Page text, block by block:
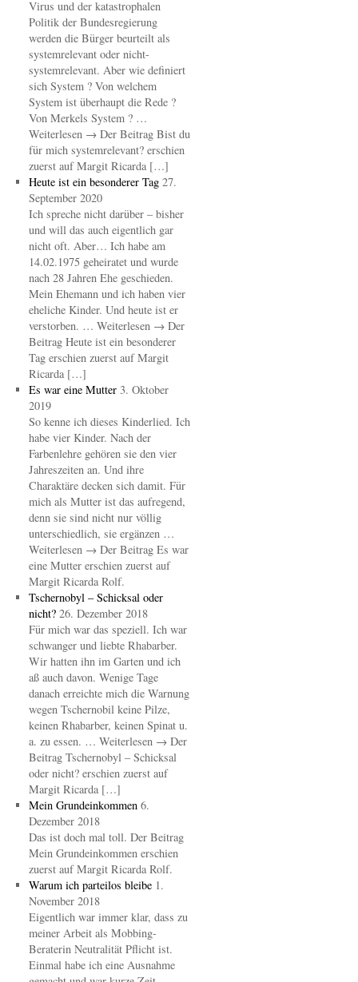
Virus und der katastrophalen
Politik der Bundesregierung
werden die Bürger beurteilt als
systemrelevant oder nicht-
systemrelevant. Aber wie definiert
sich System ? Von welchem
System ist überhaupt die Rede ?
Von Merkels System ? …
Weiterlesen → Der Beitrag Bist du
für mich systemrelevant? erschien
zuerst auf Margit Ricarda […]
Heute ist ein besonderer Tag 27.
September 2020
Ich spreche nicht darüber – bisher
und will das auch eigentlich gar
nicht oft. Aber… Ich habe am
14.02.1975 geheiratet und wurde
nach 28 Jahren Ehe geschieden.
Mein Ehemann und ich haben vier
eheliche Kinder. Und heute ist er
verstorben. … Weiterlesen → Der
Beitrag Heute ist ein besonderer
Tag erschien zuerst auf Margit
Ricarda […]
Es war eine Mutter 3. Oktober
2019
So kenne ich dieses Kinderlied. Ich
habe vier Kinder. Nach der
Farbenlehre gehören sie den vier
Jahreszeiten an. Und ihre
Charaktäre decken sich damit. Für
mich als Mutter ist das aufregend,
denn sie sind nicht nur völlig
unterschiedlich, sie ergänzen …
Weiterlesen → Der Beitrag Es war
eine Mutter erschien zuerst auf
Margit Ricarda Rolf.
Tschernobyl – Schicksal oder
nicht? 26. Dezember 2018
Für mich war das speziell. Ich war
schwanger und liebte Rhabarber.
Wir hatten ihn im Garten und ich
aß auch davon. Wenige Tage
danach erreichte mich die Warnung
wegen Tschernobil keine Pilze,
keinen Rhabarber, keinen Spinat u.
a. zu essen. … Weiterlesen → Der
Beitrag Tschernobyl – Schicksal
oder nicht? erschien zuerst auf
Margit Ricarda […]
Mein Grundeinkommen 6.
Dezember 2018
Das ist doch mal toll. Der Beitrag
Mein Grundeinkommen erschien
zuerst auf Margit Ricarda Rolf.
Warum ich parteilos bleibe 1.
November 2018
Eigentlich war immer klar, dass zu
meiner Arbeit als Mobbing-
Beraterin Neutralität Pflicht ist.
Einmal habe ich eine Ausnahme